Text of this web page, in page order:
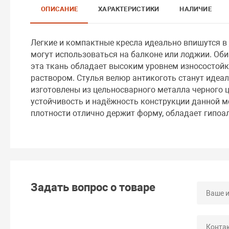
ОПИСАНИЕ ХАРАКТЕРИСТИКИ НАЛИЧИЕ
Легкие и компактные кресла идеально впишутся
могут использоваться на балконе или лоджии.
эта ткань обладает высоким уровнем
раствором. Стулья велюр антикоготь станут
изготовлены из цельносварного металла черного
устойчивость и надёжность конструкции данной
плотности отлично держит форму, обладает
Задать вопрос о товаре